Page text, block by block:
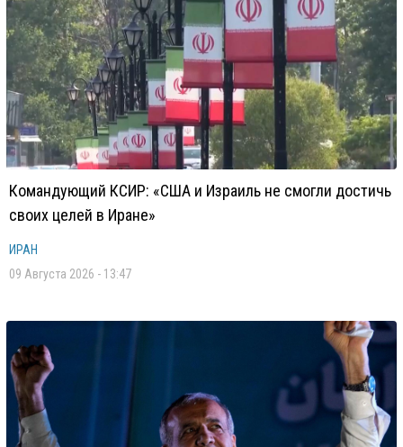
Командующий КСИР: «США и Израиль не смогли достичь
своих целей в Иране»
ИРАН
09 Августа 2026 - 13:47